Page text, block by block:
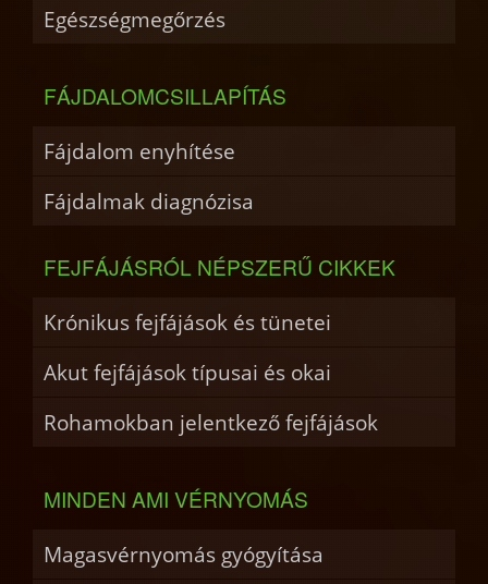
Egészségmegőrzés
FÁJDALOMCSILLAPÍTÁS
Fájdalom enyhítése
Fájdalmak diagnózisa
FEJFÁJÁSRÓL NÉPSZERŰ CIKKEK
Krónikus fejfájások és tünetei
Akut fejfájások típusai és okai
Rohamokban jelentkező fejfájások
MINDEN AMI VÉRNYOMÁS
Magasvérnyomás gyógyítása